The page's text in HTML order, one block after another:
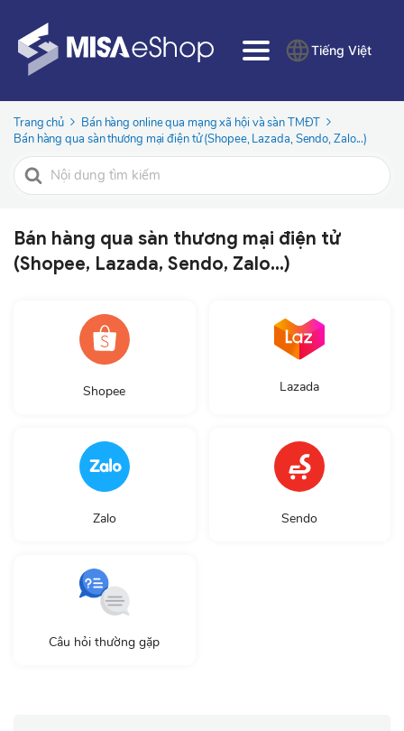
Tiếng Việt
Trang chủ
Bán hàng online qua mạng xã hội và sàn TMĐT
Bán hàng qua sàn thương mại điện tử (Shopee, Lazada, Sendo, Zalo...)
Tìm
kiếm
Bán hàng qua sàn thương mại điện tử
(Shopee, Lazada, Sendo, Zalo...)
Shopee Lazada
Zalo Sendo
Câu hỏi thường gặp